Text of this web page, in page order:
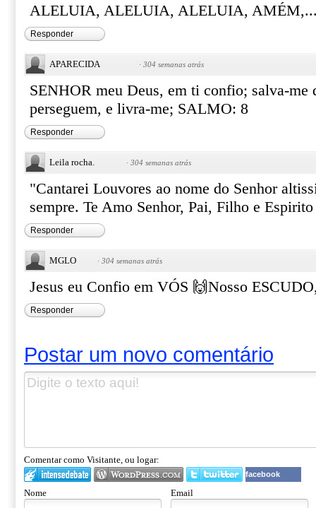
ALELUIA, ALELUIA, ALELUIA,
Responder
APARECIDA · 304 semanas atrás
SENHOR meu Deus, em ti confio; salva-me
perseguem, e livra-me; SALMO: 8
Responder
Leila rocha. · 304 semanas atrás
"Cantarei Louvores ao nome do Senhor
sempre. Te Amo Senhor, Pai, Filho e
Responder
MGLO · 304 semanas atrás
Jesus eu Confio em VÓS 🙌Nosso
Responder
Postar um novo comentário
Comentar como Visitante, ou logar:
facebook
Nome Email